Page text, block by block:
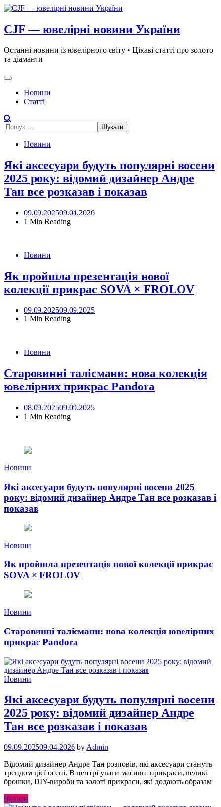
Skip
content
CJF — ювелірні новини України
Останні новини із ювелірного світу • Цікаві статті про золото
та діаманти
Новини
Статті
Пошук:
Новини
Які аксесуари будуть популярні восени
2025 року: відомий дизайнер Андре
Тан все розказав і показав
09.09.202509.04.2026
1 Min Reading
Новини
Як пройшла презентація нової
колекції прикрас SOVA × FROLOV
09.09.202509.09.2025
1 Min Reading
Новини
Старовинні талісмани: нова колекція
ювелірних прикрас Pandora
08.09.202509.09.2025
1 Min Reading
Новини
Які аксесуари будуть популярні восени 2025
року: відомий дизайнер Андре Тан все розказав і
показав
Новини
Як пройшла презентація нової колекції прикрас
SOVA × FROLOV
Новини
Старовинні талісмани: нова колекція ювелірних
прикрас Pandora
Новини
Які аксесуари будуть популярні восени
2025 року: відомий дизайнер Андре
Тан все розказав і показав
09.09.202509.04.2026 by Admin
Відомий дизайнер Андре Тан розповів, які аксесуари стануть
трендом цієї осені. В центрі уваги масивні прикраси, великі
брошки, DIY-вироби та золоті прикраси, які додають образам
Читати